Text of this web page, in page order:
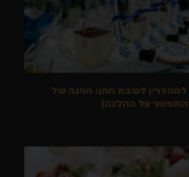
למהדרין לשבת חתן: חגיגה של
על ההלכה)